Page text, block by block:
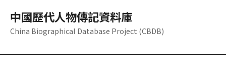
中國歷代人物傳記資料庫
China Biographical Database Project (CBDB)